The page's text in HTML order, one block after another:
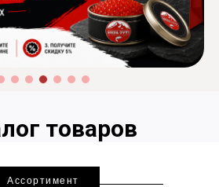
товаров
Ассортимент